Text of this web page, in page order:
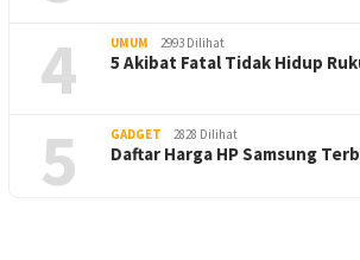
4 UMUM 2993 Dilihat
5 Akibat Fatal Tidak Hidup
5 GADGET 2828 Dilihat
Daftar Harga HP Samsung